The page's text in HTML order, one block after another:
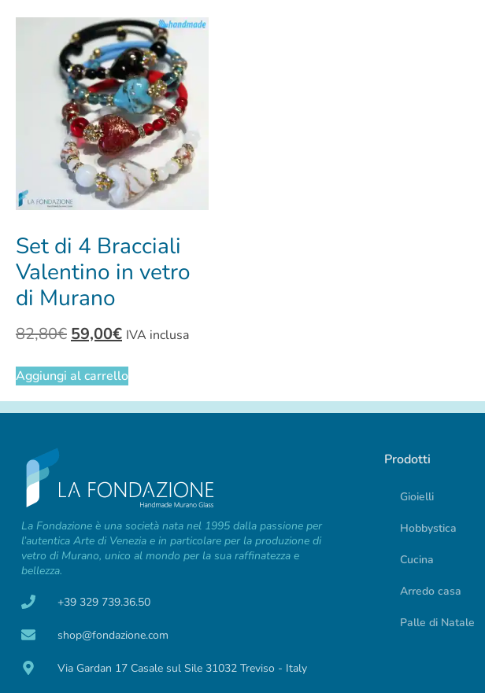
Set di 4 Bracciali
Valentino in vetro
di Murano
82,80€ 59,00€ IVA inclusa
Aggiungi al carrello
La Fondazione è una società nata nel 1995 dalla passione per
l’autentica Arte di Venezia e in particolare per la produzione di
vetro di Murano, unico al mondo per la sua raffinatezza e
bellezza.
+39 329 739.36.50
shop@fondazione.com
Via Gardan 17 Casale sul Sile 31032 Treviso - Italy
Prodotti
Gioielli
Hobbystica
Cucina
Arredo casa
Palle di Natale